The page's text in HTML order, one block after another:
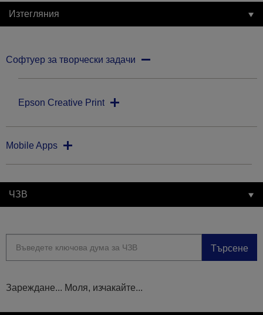
Изтегляния
Софтуер за творчески задачи
Epson Creative Print
Mobile Apps
ЧЗВ
Търсене
Зареждане... Моля, изчакайте...